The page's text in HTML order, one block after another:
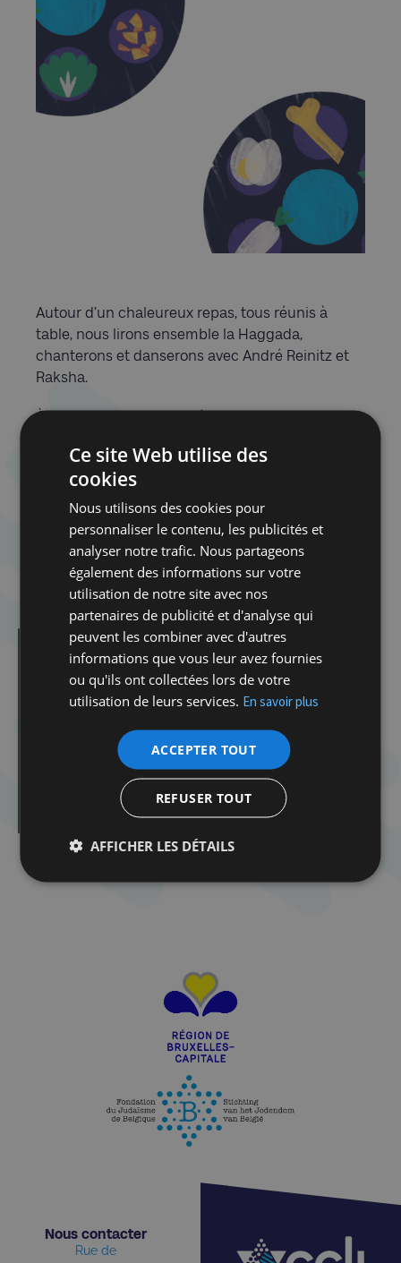
Autour d’un chaleureux repas, tous réunis à
table, nous lirons ensemble la Haggada,
chanterons et danserons avec André Reinitz et
Raksha.
À son habitude, notre président, Benjamin
soirée hors du temps.
Nous vous attendons pour célébrer la libération
du peuple juif !
Infos pratiques: Adulte 35€ / – de 12 ans 15€.
Inscription sur le site cclj.be avant le 16 avril
Dans la même catégorie d'article :
Dibook | Les élections en Israël
Spirou dans la tourmente de la Shoah
Atelier Tenou’a avec Delphine Horvilleur
Cabaret Milmoul
Rosh Hashana
Nous contacter​
Rue de
Ce site Web utilise des
cookies
Nous utilisons des cookies pour
personnaliser le contenu, les publicités et
analyser notre trafic. Nous partageons
également des informations sur votre
utilisation de notre site avec nos
partenaires de publicité et d'analyse qui
peuvent les combiner avec d'autres
informations que vous leur avez fournies
ou qu'ils ont collectées lors de votre
utilisation de leurs services. En savoir plus
ACCEPTER TOUT
REFUSER TOUT
AFFICHER LES DÉTAILS